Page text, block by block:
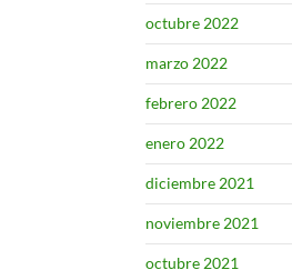
octubre 2022
marzo 2022
febrero 2022
enero 2022
diciembre 2021
noviembre 2021
octubre 2021